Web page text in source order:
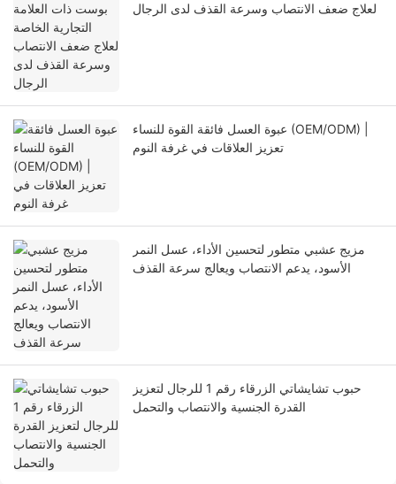
لعلاج ضعف الانتصاب وسرعة القذف لدى الرجال
عبوة العسل فائقة القوة للنساء (OEM/ODM) |
تعزيز العلاقات في غرفة النوم
مزيج عشبي متطور لتحسين الأداء، عسل النمر
الأسود، يدعم الانتصاب ويعالج سرعة القذف
حبوب تشايشاتي الزرقاء رقم 1 للرجال لتعزيز
القدرة الجنسية والانتصاب والتحمل